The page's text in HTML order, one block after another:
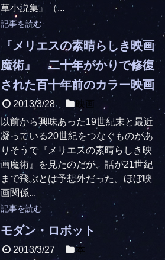
草小説集』（...
記事を読む
『メリエスの素晴らしき映画
魔術』 二十年がかりで修復
された百十年前のカラー映画
2013/3/28
映画
以前から興味あった19世紀末と最近
凝っている20世紀をつなぐものがあ
りそうで『メリエスの素晴らしき映
画魔術』を見たのだが、話が21世紀
まで飛ぶとは予想外だった。ほぼ映
画関係...
記事を読む
モダン・ロボット
2013/3/27
本